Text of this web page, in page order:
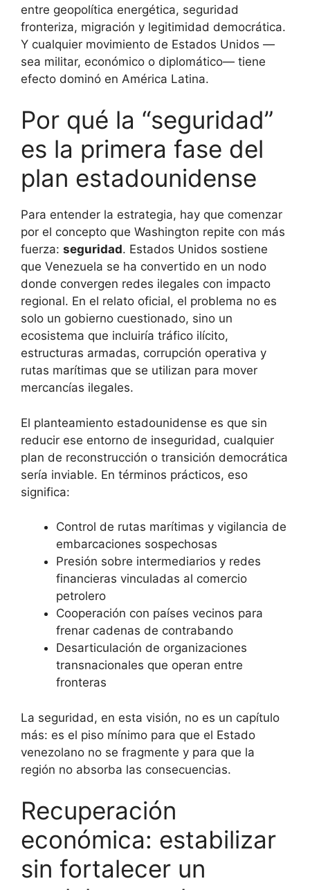
entre geopolítica energética, seguridad
fronteriza, migración y legitimidad democrática.
Y cualquier movimiento de Estados Unidos —
sea militar, económico o diplomático— tiene
efecto dominó en América Latina.
Por qué la “seguridad”
es la primera fase del
plan estadounidense
Para entender la estrategia, hay que comenzar
por el concepto que Washington repite con más
fuerza: seguridad. Estados Unidos sostiene
que Venezuela se ha convertido en un nodo
donde convergen redes ilegales con impacto
regional. En el relato oficial, el problema no es
solo un gobierno cuestionado, sino un
ecosistema que incluiría tráfico ilícito,
estructuras armadas, corrupción operativa y
rutas marítimas que se utilizan para mover
mercancías ilegales.
El planteamiento estadounidense es que sin
reducir ese entorno de inseguridad, cualquier
plan de reconstrucción o transición democrática
sería inviable. En términos prácticos, eso
significa:
Control de rutas marítimas y vigilancia de
embarcaciones sospechosas
Presión sobre intermediarios y redes
financieras vinculadas al comercio
petrolero
Cooperación con países vecinos para
frenar cadenas de contrabando
Desarticulación de organizaciones
transnacionales que operan entre
fronteras
La seguridad, en esta visión, no es un capítulo
más: es el piso mínimo para que el Estado
venezolano no se fragmente y para que la
región no absorba las consecuencias.
Recuperación
económica: estabilizar
sin fortalecer un